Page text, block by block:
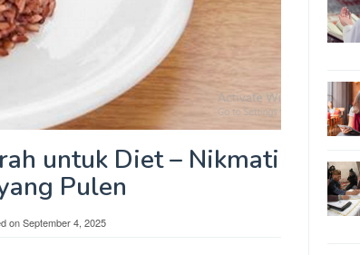
untuk Diet – Nikmati
Pulen
onSeptember 4, 2025